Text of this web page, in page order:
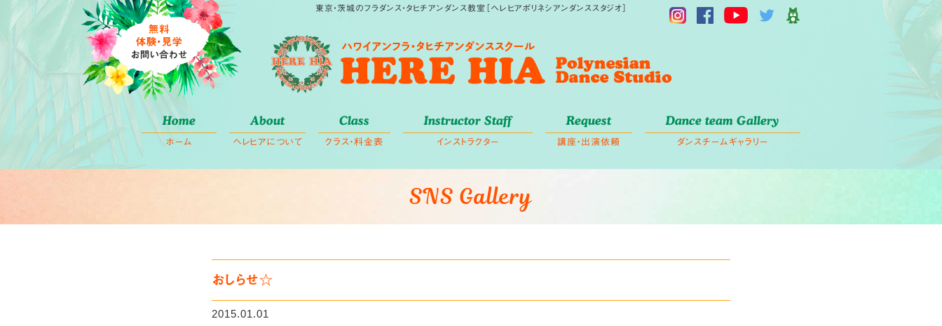
東京・茨城のフラダンス・タヒチアンダンス教室［ヘレヒアポリネシアンダンススタジオ］
ン
ン
Home
ホーム
About
ヘレヒアについて
Class
クラス・料金表
Instructor Staff
インストラクター
Request
講座・出演依頼
Dance team Gallery
ダンスチームギャラリー
SNS Gallery
おしらせ☆
2015.01.01